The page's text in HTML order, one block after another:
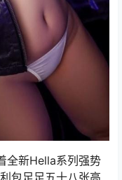
全新Hella系列强势
包足足五十八张高